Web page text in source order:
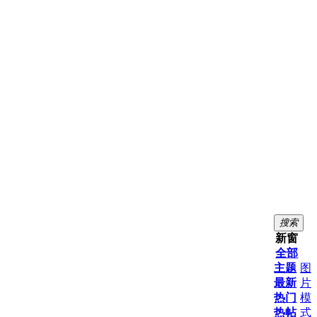
搜索
新窗
全部
主题
最新
热门
热帖
图
片
模
式